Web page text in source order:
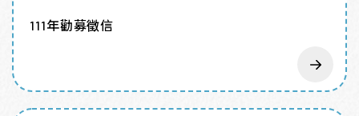
111年勸募徵信